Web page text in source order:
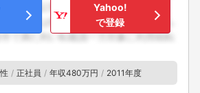
Yahoo!
で登録
正社員 年収480万円 2011年度